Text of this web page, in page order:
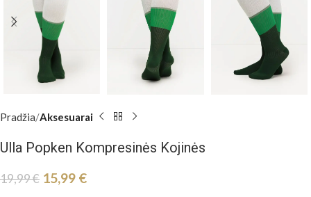
Pradžia Aksesuarai
Ulla Popken Kompresinės Kojinės
19,99€ 15,99 €